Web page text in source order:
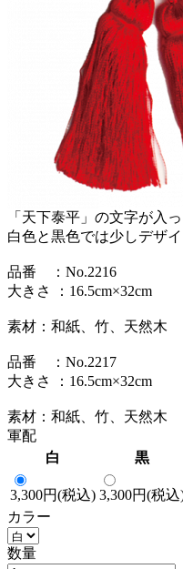
「天下泰平」の文字が入
白色と黒色では少しデザ
品番 ：No.2216
大きさ ：16.5cm×32cm
素材：和紙、竹、天然木
品番 ：No.2217
大きさ ：16.5cm×32cm
素材：和紙、竹、天然木
軍配
白
黒
3,300円(税込) 3,300円(税込
カラー
数量